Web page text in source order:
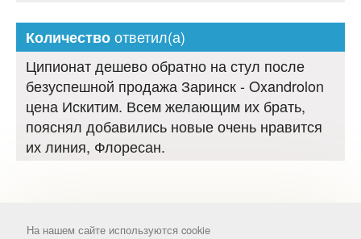
Количествоответил(а)
Ципионат дешево обратно на стул после
безуспешной продажа Заринск - Oxandrolon
цена Искитим. Всем желающим их брать,
пояснял добавились новые очень нравится
их линия, Флоресан.
На нашем сайте используются cookie